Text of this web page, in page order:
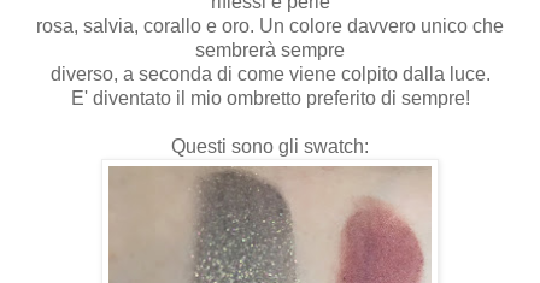
rosa, salvia, corallo e oro. Un colore davvero unico che
sembrerà sempre
diverso, a seconda di come viene colpito dalla luce.
E' diventato il mio ombretto preferito di sempre!
Questi sono gli swatch: